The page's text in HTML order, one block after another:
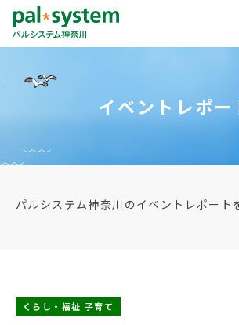
イベントレポー
パルシステム神奈川のイベントレポート
くらし・福祉 子育て